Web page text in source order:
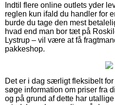
Indtil flere online outlets yder
reglen kun ifald du handler for
burde du tage den mest
hvad end man bor tæt på
Lystrup – vil være at få
pakkeshop.
Det er i dag særligt fleksibelt
søge information om priser fra
og på grund af dette har